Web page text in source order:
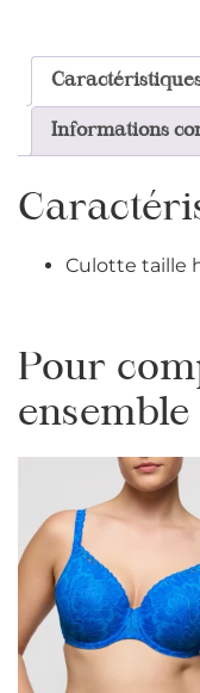
Informations
Culotte taille
Pour
ensemble